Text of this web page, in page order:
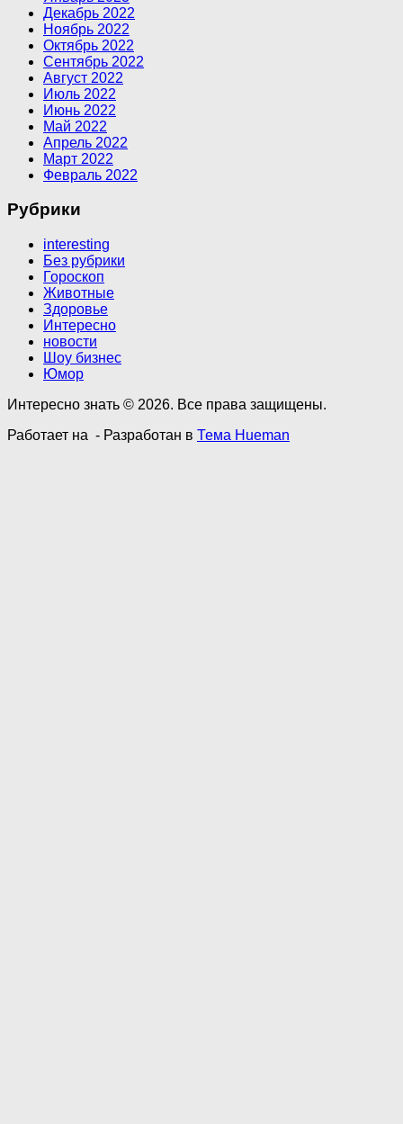
Декабрь 2022
Ноябрь 2022
Октябрь 2022
Сентябрь 2022
Август 2022
Июль 2022
Июнь 2022
Май 2022
Апрель 2022
Март 2022
Февраль 2022
Рубрики
interesting
Без рубрики
Гороскоп
Животные
Здоровье
Интересно
новости
Шоу бизнес
Юмор
Интересно знать © 2026. Все права защищены.
Работает на - Разработан в Тема Hueman